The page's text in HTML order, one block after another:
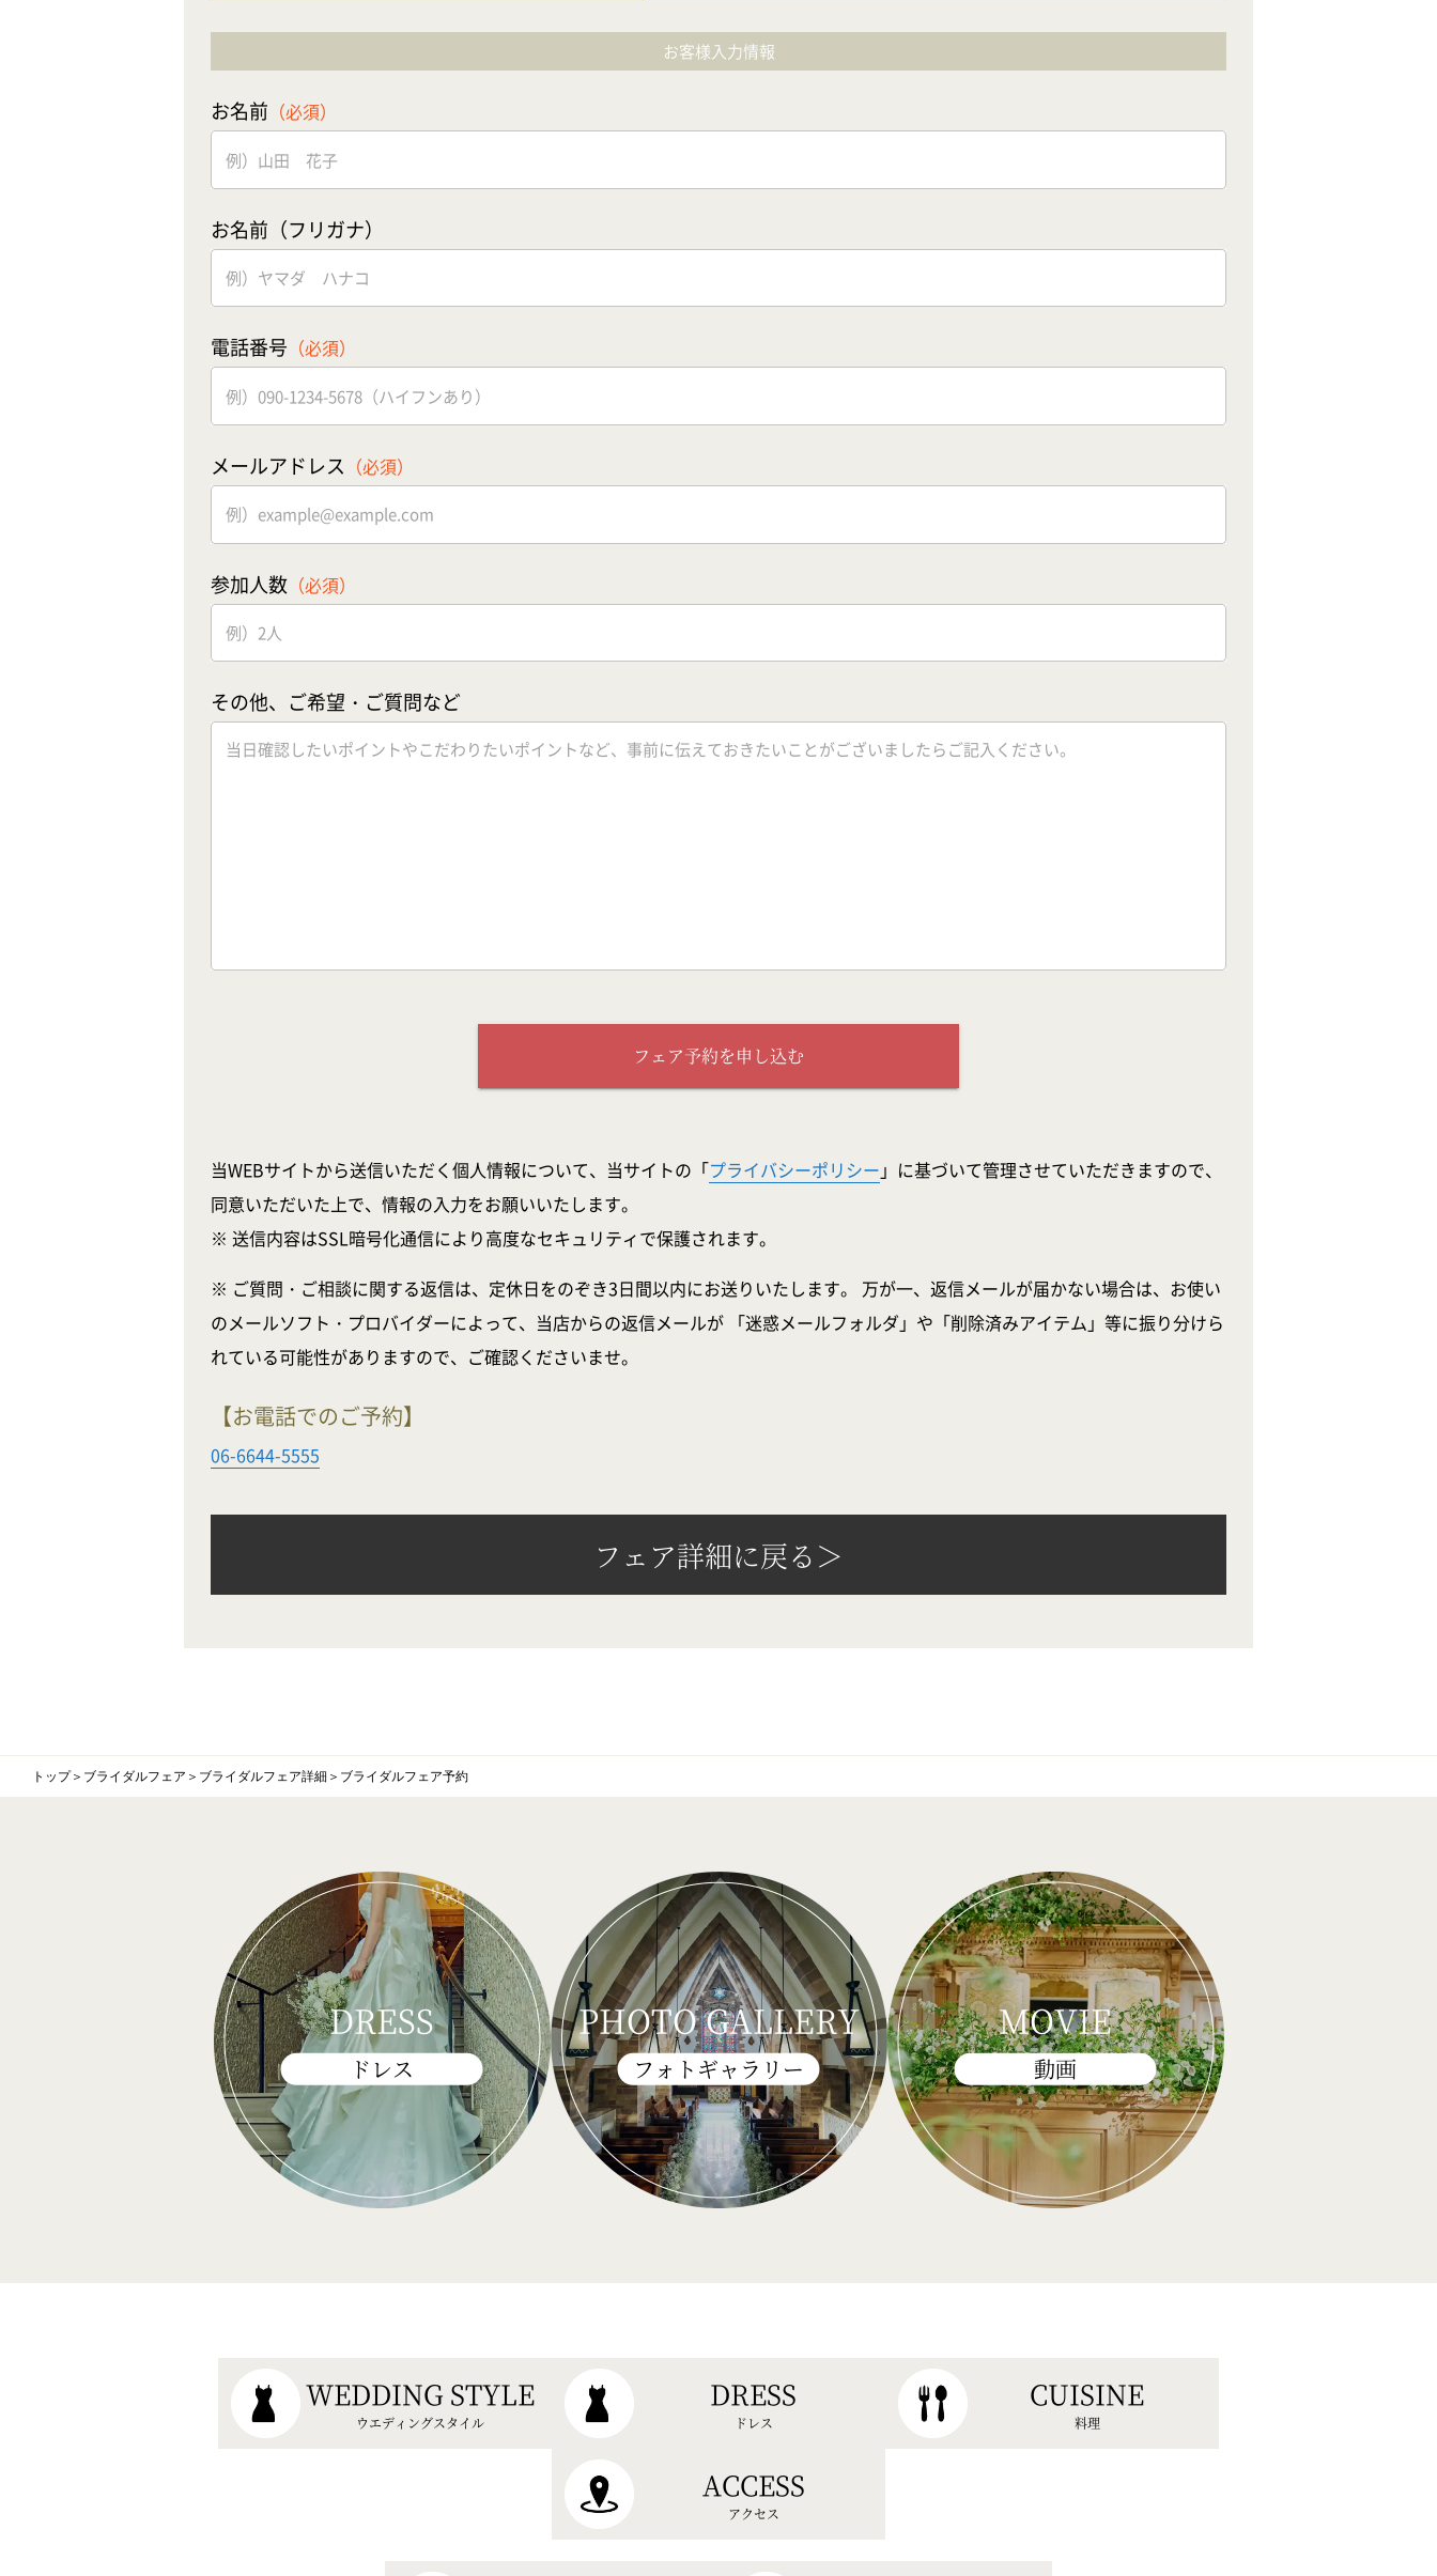
お客様入力情報
お名前 （必須）
お名前（フリガナ）
電話番号 （必須）
メールアドレス （必須）
参加人数 （必須）
その他、ご希望・ご質問など
フェア予約を申し込む
当WEBサイトから送信いただく個人情報について、当サイトの「プライバシーポリシー 」に基づいて管理させていただきますので、
同意いただいた上で、情報の入力をお願いいたします。
※ 送信内容はSSL暗号化通信により高度なセキュリティで保護されます。
※ ご質問・ご相談に関する返信は、定休日をのぞき3日間以内にお送りいたします。 万が一、返信メールが届かない場合は、お使い
のメールソフト・プロバイダーによって、当店からの返信メールが 「迷惑メールフォルダ」や「削除済みアイテム」等に振り分けら
れている可能性がありますので、ご確認くださいませ。
【お電話でのご予約】
06-6644-5555
フェア詳細に戻る＞
トップ＞ ブライダルフェア ＞ ブライダルフェア詳細 ＞ ブライダルフェア予約
DRESS
ドレス
PHOTO GALLERY
フォトギャラリー
MOVIE
動画
WEDDING STYLE
ウエディングスタイル
DRESS
ドレス
CUISINE
料理
ACCESS
アクセス